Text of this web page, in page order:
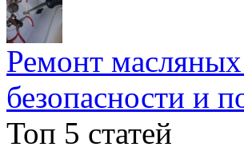
Ремонт
безопасности и
Топ 5 статей